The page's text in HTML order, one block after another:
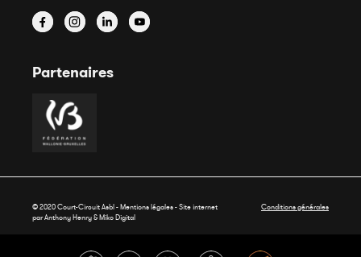
Partenaires
© 2020 Court-Circuit Asbl - Mentions légales - Site internet
par Anthony Henry &Miko Digital
Conditions générales